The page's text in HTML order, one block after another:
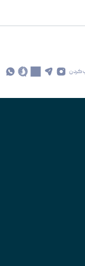
کردن